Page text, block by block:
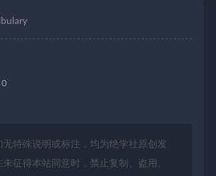
0
特殊说明或标注，均为绝学社原创发
征得本站同意时，禁止复制、盗用、